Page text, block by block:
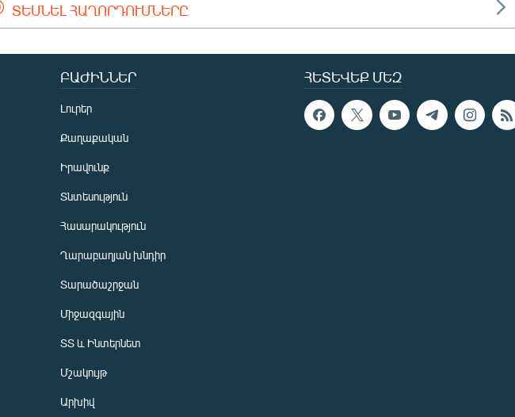
ՏԵՍՆԵԼ ՀԱՂՈՐԴՈՒՄՆԵՐԸ
ՀԵՏԵՎԵՔ ՄԵԶ
ԲԱԺԻՆՆԵՐ
Լուրեր
Քաղաքական
Իրավունք
Տնտեսություն
Հասարակություն
Ղարաբաղյան խնդիր
Տարածաշրջան
Միջազգային
ՏՏ և Ինտերնետ
Մշակույթ
Արխիվ